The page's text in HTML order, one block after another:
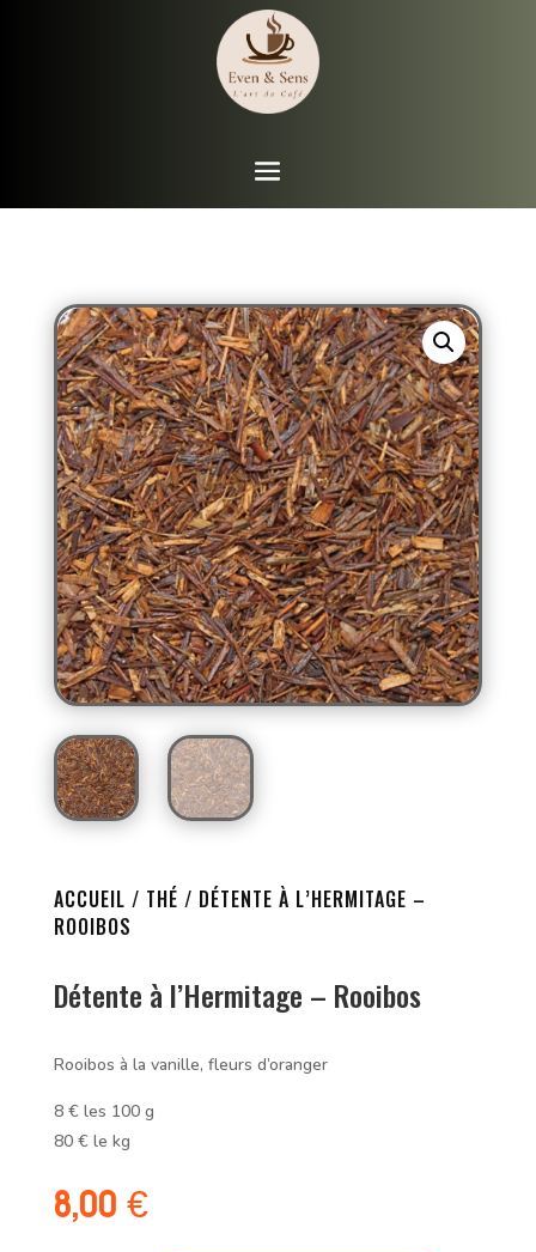
ACCUEIL / THÉ / DÉTENTE À L’HERMITAGE –
ROOIBOS
Détente à l’Hermitage – Rooibos
Rooibos à la vanille, fleurs d’oranger
8 €les 100 g
80 €le kg
8,00€